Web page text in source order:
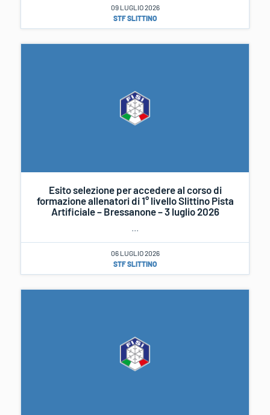
09 LUGLIO 2026
STF SLITTINO
Esito selezione per accedere al corso di
formazione allenatori di 1° livello Slittino Pista
Artificiale – Bressanone – 3 luglio 2026
06 LUGLIO 2026
STF SLITTINO